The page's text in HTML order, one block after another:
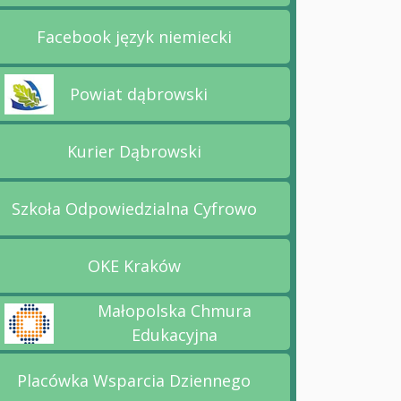
Przejdź na stronę Facebook język
Facebook język niemiecki
na stronę Powiat dąbrowski
Powiat dąbrowski
Przejdź na stronę Kurier
Kurier Dąbrowski
Przejdź na stronę Szkoła
Szkoła Odpowiedzialna Cyfrowo
Przejdź na stronę OKE Kraków
OKE Kraków
na stronę Małopolska Chmura Edukacyjna
Małopolska Chmura
Edukacyjna
Przejdź na stronę Placówka
Placówka Wsparcia Dziennego